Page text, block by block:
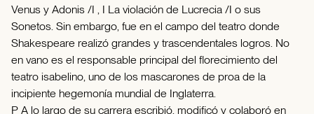
Venus y Adonis /I , I La violación de Lucrecia /I o sus
Sonetos. Sin embargo, fue en el campo del teatro donde
Shakespeare realizó grandes y trascendentales logros. No
en vano es el responsable principal del florecimiento del
teatro isabelino, uno de los mascarones de proa de la
incipiente hegemonía mundial de Inglaterra.
P A lo largo de su carrera escribió, modificó y colaboró en